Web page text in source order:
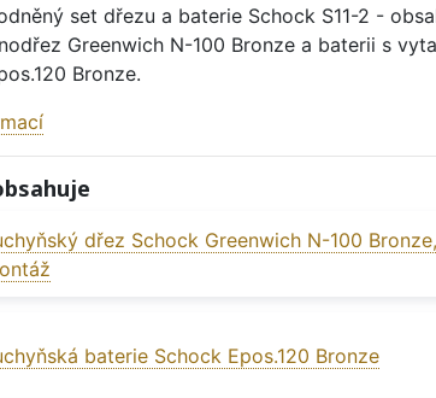
set dřezu a baterie Schock S11-2 -
Greenwich N-100 Bronze a baterii s
Bronze.
dřez Schock Greenwich N-100
baterie Schock Epos.120 Bronze